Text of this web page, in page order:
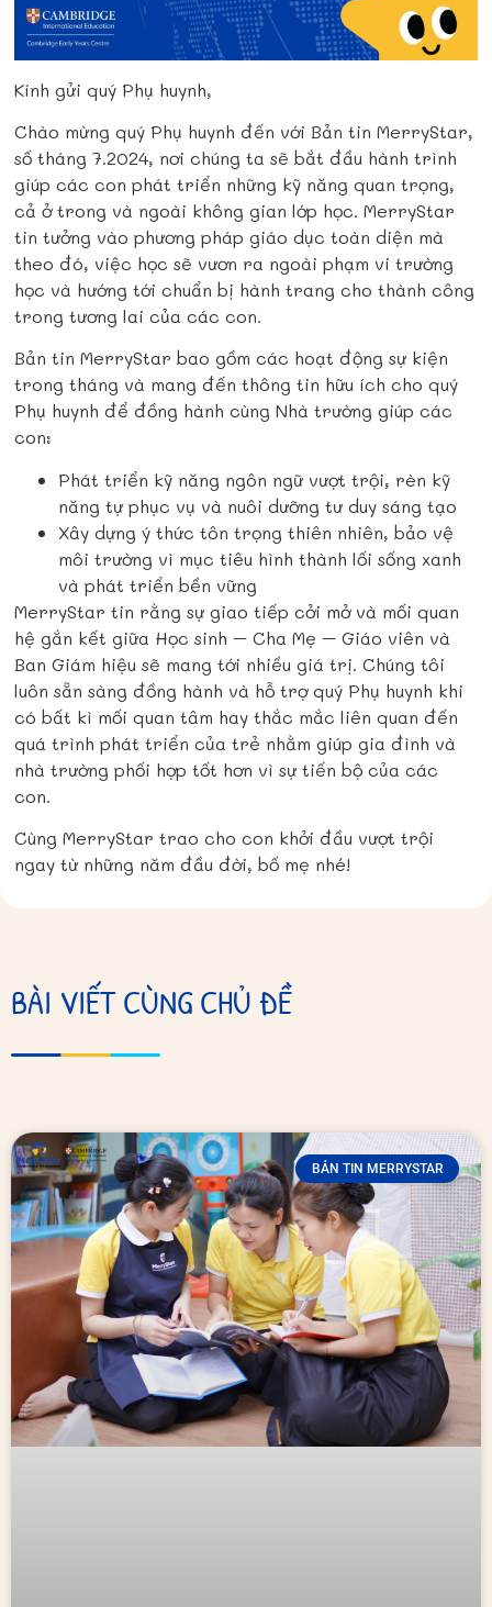
Kính gửi quý Phụ huynh,
Chào mừng quý Phụ huynh đến với Bản tin MerryStar,
số tháng 7.2024, nơi chúng ta sẽ bắt đầu hành trình
giúp các con phát triển những kỹ năng quan trọng,
cả ở trong và ngoài không gian lớp học. MerryStar
tin tưởng vào phương pháp giáo dục toàn diện mà
theo đó, việc học sẽ vươn ra ngoài phạm vi trường
học và hướng tới chuẩn bị hành trang cho thành công
trong tương lai của các con.
Bản tin MerryStar bao gồm các hoạt động sự kiện
trong tháng và mang đến thông tin hữu ích cho quý
Phụ huynh để đồng hành cùng Nhà trường giúp các
con:
Phát triển kỹ năng ngôn ngữ vượt trội, rèn kỹ
năng tự phục vụ và nuôi dưỡng tư duy sáng tạo
Xây dựng ý thức tôn trọng thiên nhiên, bảo vệ
môi trường vì mục tiêu hình thành lối sống xanh
và phát triển bền vững
MerryStar tin rằng sự giao tiếp cởi mở và mối quan
hệ gắn kết giữa Học sinh – Cha Mẹ – Giáo viên và
Ban Giám hiệu sẽ mang tới nhiều giá trị. Chúng tôi
luôn sẵn sàng đồng hành và hỗ trợ quý Phụ huynh khi
có bất kì mối quan tâm hay thắc mắc liên quan đến
quá trình phát triển của trẻ nhằm giúp gia đình và
nhà trường phối hợp tốt hơn vì sự tiến bộ của các
con.
Cùng MerryStar trao cho con khởi đầu vượt trội
ngay từ những năm đầu đời, bố mẹ nhé!
BÀI VIẾT CÙNG CHỦ ĐỀ
BẢN TIN MERRYSTAR